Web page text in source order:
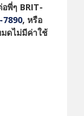
พี่ๆ BRIT-
7890, หรือ
ดไม่มีค่าใช้